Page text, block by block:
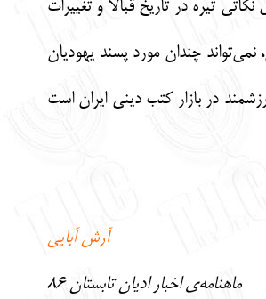
تیره در تاریخ قبالا و تغییرات
چندان مورد پسند یهودیان
در بازار کتب دینی ایران است
آرش آبایی
ماهنامه‌ی اخبار ادیان تابستان 86